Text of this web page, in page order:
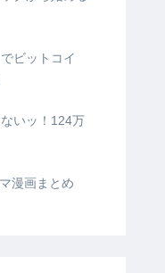
ビットコイ
いッ！124万
漫画まとめ